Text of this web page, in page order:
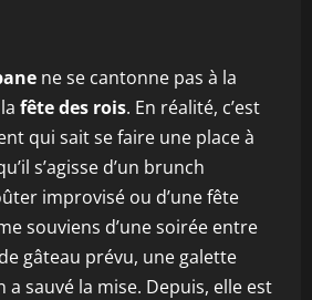
ne se cantonne pas à la
fête des rois. En réalité, c’est
qui sait se faire une place à
s’agisse d’un brunch
improvisé ou d’une fête
souviens d’une soirée entre
gâteau prévu, une galette
sauvé la mise. Depuis, elle est